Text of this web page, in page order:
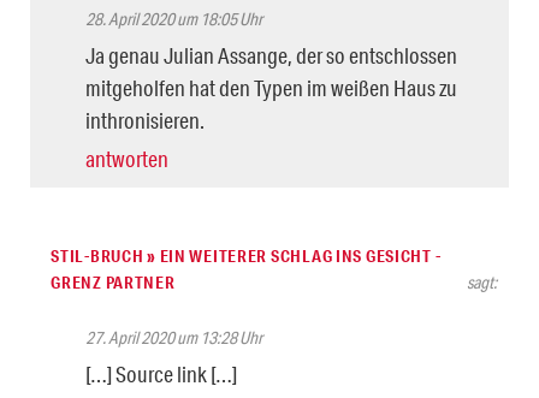
28. April 2020 um 18:05 Uhr
Ja genau Julian Assange, der so entschlossen
mitgeholfen hat den Typen im weißen Haus zu
inthronisieren.
antworten
STIL-BRUCH » EIN WEITERER SCHLAG INS GESICHT -
GRENZ PARTNER
sagt:
27. April 2020 um 13:28 Uhr
[…] Source link […]